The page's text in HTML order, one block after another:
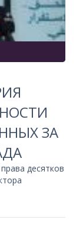
ЗА
десятков